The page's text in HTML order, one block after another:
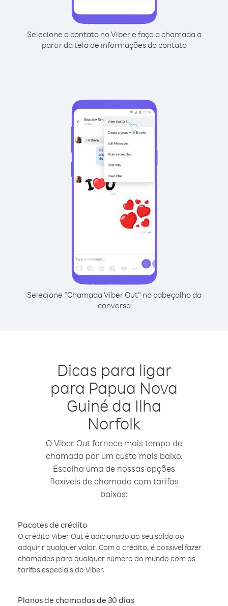
Selecione o contato no Viber e faça a chamada a
partir da tela de informações do contato
Selecione “Chamada Viber Out” no cabeçalho da
conversa
Dicas para ligar
para Papua Nova
Guiné da Ilha
Norfolk
O Viber Out fornece mais tempo de
chamada por um custo mais baixo.
Escolha uma de nossas opções
flexíveis de chamada com tarifas
baixas:
Pacotes de crédito
O crédito Viber Out é adicionado ao seu saldo ao
adquirir qualquer valor. Com o crédito, é possível fazer
chamadas para qualquer número do mundo com as
tarifas especiais do Viber.
Planos de chamadas de 30 dias